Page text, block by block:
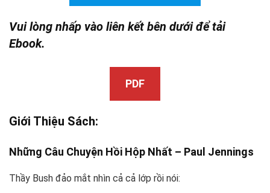
Vui lòng nhấp vào liên kết bên dưới để tải
Ebook.
PDF
Giới Thiệu Sách:
Những Câu Chuyện Hồi Hộp Nhất – Paul Jennings
Thầy Bush đảo mắt nhìn cả cả lớp rồi nói: